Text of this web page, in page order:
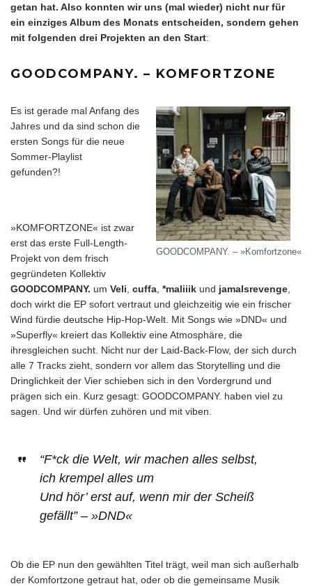
getan hat. Also konnten wir uns (mal wieder) nicht nur für
ein einziges Album des Monats entscheiden, sondern gehen
mit folgenden drei Projekten an den Start:
GOODCOMPANY. – KOMFORTZONE
GOODCOMPANY. – »Komfortzone«
Es ist gerade mal Anfang des
Jahres und da sind schon die
ersten Songs für die neue
Sommer-Playlist
gefunden?!
»KOMFORTZONE« ist zwar
erst das erste Full-Length-
Projekt von dem frisch
gegründeten Kollektiv
GOODCOMPANY. um Veli cuffa *maliiik und jamalsrevenge
doch wirkt die EP sofort vertraut und gleichzeitig wie ein frischer
Wind fürdie deutsche Hip-Hop-Welt. Mit Songs wie »DND« und
»Superfly« kreiert das Kollektiv eine Atmosphäre, die
ihresgleichen sucht. Nicht nur der Laid-Back-Flow, der sich durch
alle 7 Tracks zieht, sondern vor allem das Storytelling und die
Dringlichkeit der Vier schieben sich in den Vordergrund und
prägen sich ein. Kurz gesagt: GOODCOMPANY. haben viel zu
sagen. Und wir dürfen zuhören und mit viben.
“F*ck die Welt, wir machen alles selbst,
ich krempel alles um
Und hör’ erst auf, wenn mir der Scheiß
gefällt” – »DND«
Ob die EP nun den gewählten Titel trägt, weil man sich außerhalb
der Komfortzone getraut hat, oder ob die gemeinsame Musik